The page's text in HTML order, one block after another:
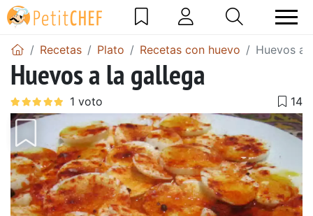
Recetas Plato Recetas con huevo Huevos a
Huevos a la gallega